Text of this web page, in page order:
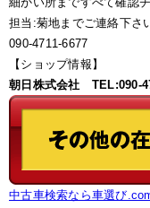
担当:菊地までご連絡下さ
090-4711-6677
【ショップ情報】
朝日株式会社 TEL:090-
中古車検索なら車選び